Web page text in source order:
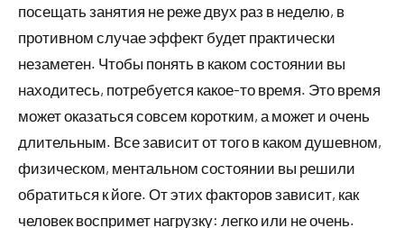
посещать занятия не реже двух раз в неделю, в
противном случае эффект будет практически
незаметен. Чтобы понять в каком состоянии вы
находитесь, потребуется какое-то время. Это время
может оказаться совсем коротким, а может и очень
длительным. Все зависит от того в каком душевном,
физическом, ментальном состоянии вы решили
обратиться к йоге. От этих факторов зависит, как
человек воспримет нагрузку: легко или не очень.